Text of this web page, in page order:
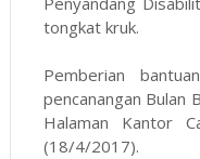
tongkat kruk.
Pemberian
pencanangan Bulan
Halaman Kantor
(18/4/2017).